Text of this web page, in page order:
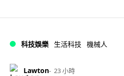
科技娛樂 生活科技 機械人
Lawton 23 小時